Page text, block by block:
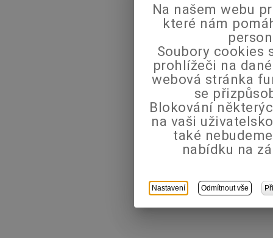
Na našem webu
které nám
Soubory cookies
prohlížeči na
webová stránka
se
Blokování
na vaši
také
nabídku na
Nastavení Odmítnout vše